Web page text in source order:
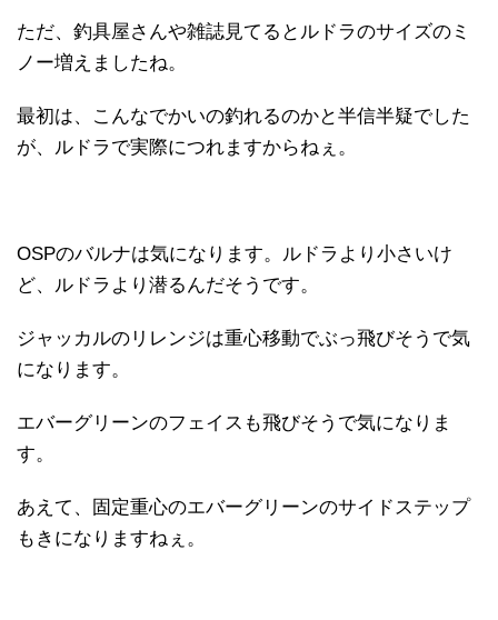
ただ、釣具屋さんや雑誌見てるとルドラのサイズのミ
ノー増えましたね。
最初は、こんなでかいの釣れるのかと半信半疑でした
が、ルドラで実際につれますからねぇ。
OSPのバルナは気になります。ルドラより小さいけ
ど、ルドラより潜るんだそうです。
ジャッカルのリレンジは重心移動でぶっ飛びそうで気
になります。
エバーグリーンのフェイスも飛びそうで気になりま
す。
あえて、固定重心のエバーグリーンのサイドステップ
もきになりますねぇ。